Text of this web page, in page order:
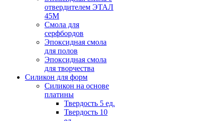
отвердителем ЭТАЛ
45М
Смола для
серфбордов
Эпоксидная смола
для полов
Эпоксидная смола
для творчества
Силикон для форм
Силикон на основе
платины
Твердость 5 ед.
Твердость 10